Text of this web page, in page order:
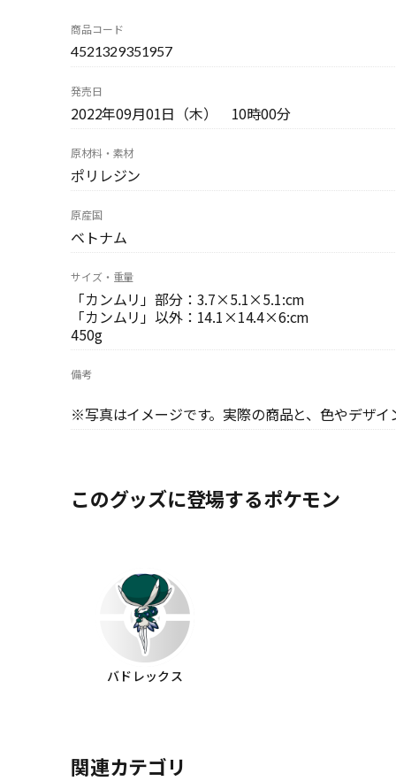
商品コード
4521329351957
発売日
2022年09月01日（木） 10時00分
原材料・素材
ポリレジン
原産国
ベトナム
サイズ・重量
「カンムリ」部分：3.7×5.1×5.1:cm
「カンムリ」以外：14.1×14.4×6:cm
450g
備考
※写真はイメージです。実際の商品と、色やデザ
このグッズに登場するポケモン
バドレックス
関連カテゴリ